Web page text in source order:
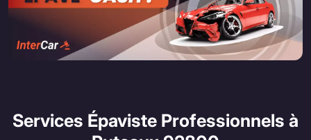
Services Épaviste Professionnels à